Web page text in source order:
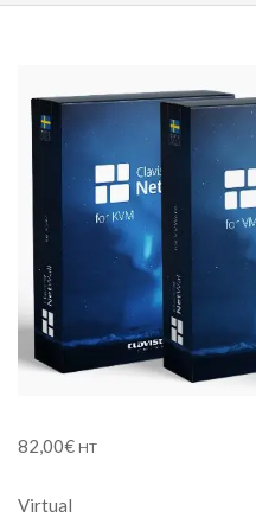
82,00€ HT
Virtual